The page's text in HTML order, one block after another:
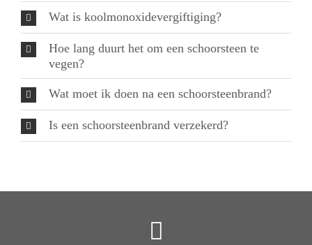
Wat is koolmonoxidevergiftiging?
Hoe lang duurt het om een schoorsteen te
vegen?
Wat moet ik doen na een schoorsteenbrand?
Is een schoorsteenbrand verzekerd?